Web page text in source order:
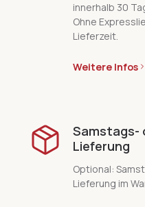
innerhalb 30
Ohne
Lieferzeit.
Weitere Infos
Samstags-
Lieferung
Optional:
Lieferung im